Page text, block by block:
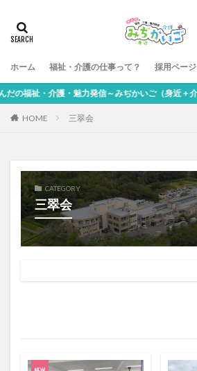
ホーム 福祉・介護の仕事って？ 採用ページ
・介護・魅力発信～みぢかいご（身近＋介護）～
HOME 三翠会
CATEGORY
三翠会